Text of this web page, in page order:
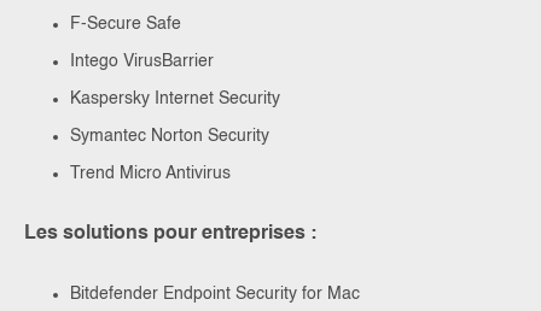
F-Secure Safe
Intego VirusBarrier
Kaspersky Internet Security
Symantec Norton Security
Trend Micro Antivirus
Les solutions pour entreprises :
Bitdefender Endpoint Security for Mac